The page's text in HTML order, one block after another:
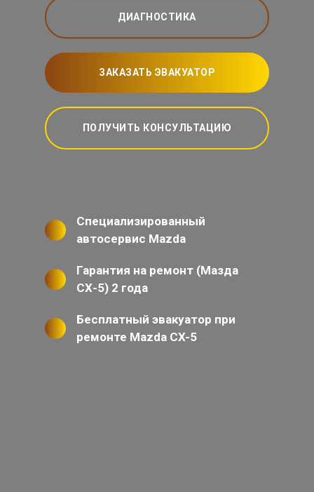
ДИАГНОСТИКА
ЗАКАЗАТЬ ЭВАКУАТОР
ПОЛУЧИТЬ КОНСУЛЬТАЦИЮ
Специализированный
автосервис Mazda
Гарантия на ремонт (Мазда
СХ-5) 2 года
Бесплатный эвакуатор при
ремонте Mazda CX-5